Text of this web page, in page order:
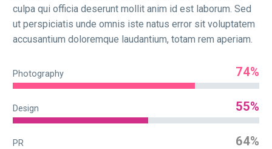
culpa qui officia deserunt mollit anim id est laborum. Sed
ut perspiciatis unde omnis iste natus error sit voluptatem
accusantium doloremque laudantium, totam rem aperiam.
Photography 74%
Design 55%
PR 64%